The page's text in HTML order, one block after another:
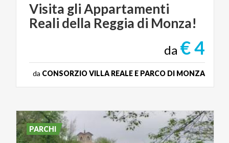
Visita gliAppartamenti
Reali della Reggia di Monza!
da € 4
da CONSORZIO VILLA REALE E PARCO DI MONZA
PARCHI